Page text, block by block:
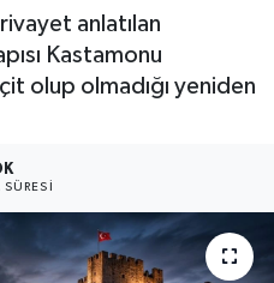
anlatılan
Kastamonu
olup olmadığı yeniden